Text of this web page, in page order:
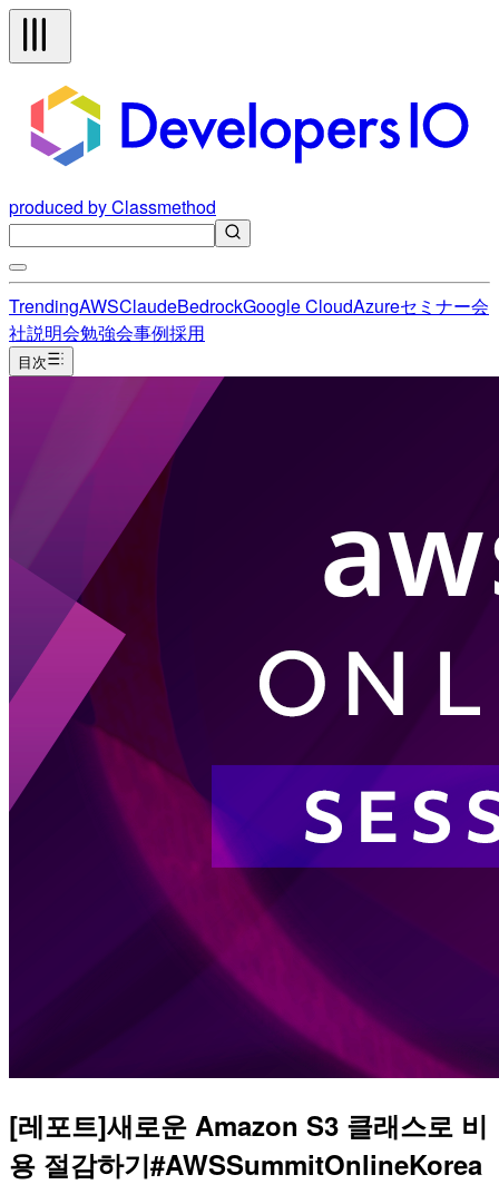
produced by Classmethod
TrendingAWSClaudeBedrockGoogle CloudAzureセミナー会
社説明会勉強会事例採用
目次
[레포트]새로운 Amazon S3 클래스로 비
용 절감하기#AWSSummitOnlineKorea